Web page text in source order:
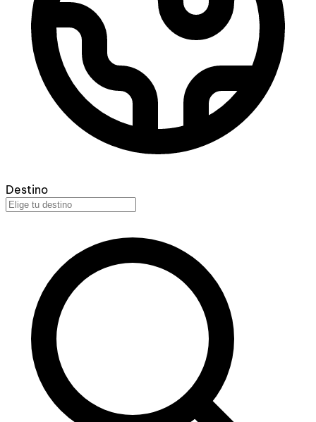
Destino